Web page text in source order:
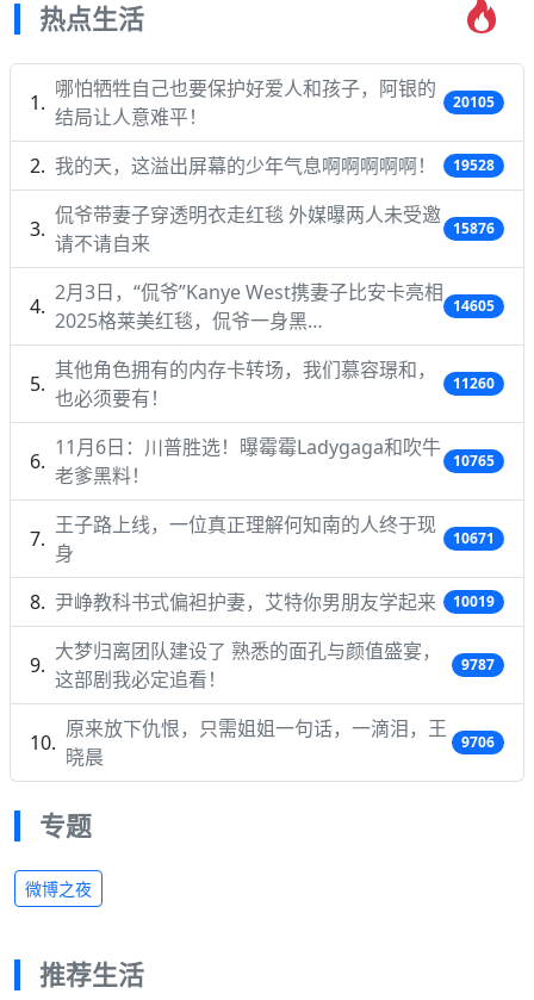
热点生活
哪怕牺牲自己也要保护好爱人和孩子，阿银的
结局让人意难平！
20105
我的天，这溢出屏幕的少年气息啊啊啊啊啊！ 19528
侃爷带妻子穿透明衣走红毯 外媒曝两人未受邀
请不请自来
15876
2月3日，“侃爷”Kanye West携妻子比安卡亮相
2025格莱美红毯，侃爷一身黑…
14605
其他角色拥有的内存卡转场，我们慕容璟和，
也必须要有！
11260
11月6日：川普胜选！曝霉霉Ladygaga和吹牛
老爹黑料！
10765
王子路上线，一位真正理解何知南的人终于现
身
10671
尹峥教科书式偏袒护妻，艾特你男朋友学起来 10019
大梦归离团队建设了 熟悉的面孔与颜值盛宴，
这部剧我必定追看！
9787
原来放下仇恨，只需姐姐一句话，一滴泪，王
晓晨
9706
专题
微博之夜
推荐生活